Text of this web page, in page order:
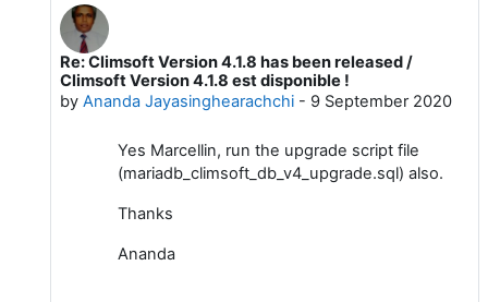
In reply to Marcellin HABIMANA
Re: Climsoft Version 4.1.8 has been released /
Climsoft Version 4.1.8 est disponible !
by Ananda Jayasinghearachchi- 9 September 2020
Yes Marcellin, run the upgrade script file
(mariadb_climsoft_db_v4_upgrade.sql) also.
Thanks
Ananda